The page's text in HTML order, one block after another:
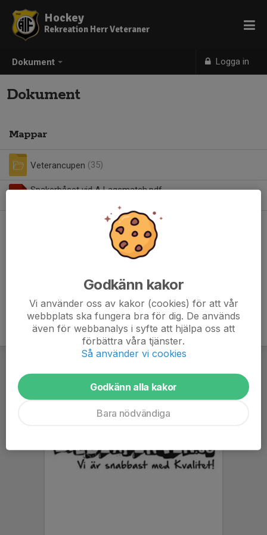
Dokument Logga in
Hockey
Rekreation Herr Veteraner
Dokument
Mappar
Veterancupen (35)
Spakerbåset vid A Lagsmatch.pdf
Godkänn kakor
Vi använder oss av kakor (cookies) för att vår
webbplats ska fungera bra för dig. De används
även för webbanalys i syfte att hjälpa oss att
förbättra våra tjänster.
Så använder vi cookies
Godkänn alla kakor
Bara nödvändiga